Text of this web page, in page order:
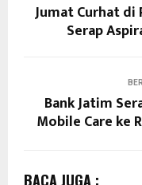
Jumat Curhat
Serap
Bank Jatim
Mobile Care ke
BACA JUGA :